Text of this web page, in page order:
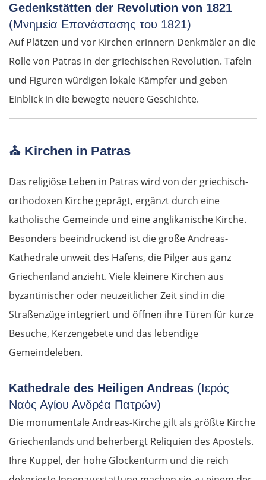
Gedenkstätten der Revolution von 1821
(Μνημεία Επανάστασης του 1821)
Auf Plätzen und vor Kirchen erinnern Denkmäler an die
Rolle von Patras in der griechischen Revolution. Tafeln
und Figuren würdigen lokale Kämpfer und geben
Einblick in die bewegte neuere Geschichte.
⛪ Kirchen in Patras
Das religiöse Leben in Patras wird von der griechisch-
orthodoxen Kirche geprägt, ergänzt durch eine
katholische Gemeinde und eine anglikanische Kirche.
Besonders beeindruckend ist die große Andreas-
Kathedrale unweit des Hafens, die Pilger aus ganz
Griechenland anzieht. Viele kleinere Kirchen aus
byzantinischer oder neuzeitlicher Zeit sind in die
Straßenzüge integriert und öffnen ihre Türen für kurze
Besuche, Kerzengebete und das lebendige
Gemeindeleben.
Kathedrale des Heiligen Andreas (Ιερός
Ναός Αγίου Ανδρέα Πατρών)
Die monumentale Andreas-Kirche gilt als größte Kirche
Griechenlands und beherbergt Reliquien des Apostels.
Ihre Kuppel, der hohe Glockenturm und die reich